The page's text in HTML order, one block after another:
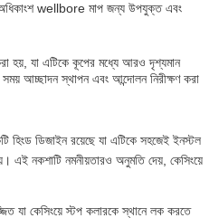
wellbore মাপ জন্য উপযুক্ত এবং
হয়, যা এটিকে কূপের মধ্যে আরও দৃশ্যমান
আচ্ছাদন স্থাপন এবং আন্দোলন নিরীক্ষণ করা
হিংড ডিজাইন রয়েছে যা এটিকে সহজেই ইনস্টল
এই নকশাটি নমনীয়তারও অনুমতি দেয়, কেসিংয়ে
যা কেসিংয়ে স্টপ কলারকে স্থানে লক করতে